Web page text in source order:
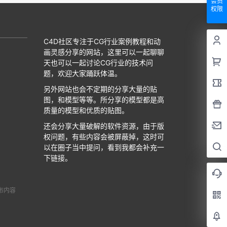
权限
内容
C4D社区专注于CG行业案例教程和动
画灵感分享的网站，这里可以一起聊聊
天也可以一起讨论CG行业的技术问
题，欢迎大家踊跃体温。
另外网站也会不定期的分享大量的贴
图，和模型等等。所分享的模型都是高
质量的模型和优质的贴图。
还会分享大量破解的软件资源，由于版
权问题，有些内容会被屏蔽掉，这时可
以在圈子当中提问，看到我都会补充一
下链接。